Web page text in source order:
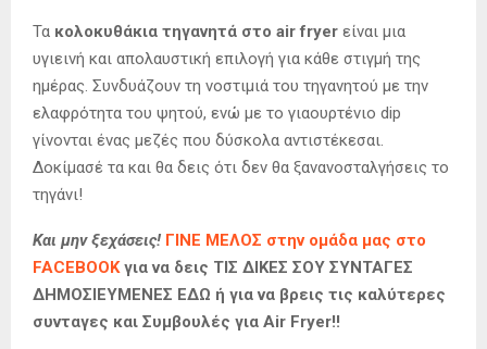
Τα κολοκυθάκια τηγανητά στο air fryer είναι μια
υγιεινή και απολαυστική επιλογή για κάθε στιγμή της
ημέρας. Συνδυάζουν τη νοστιμιά του τηγανητού με την
ελαφρότητα του ψητού, ενώ με το γιαουρτένιο dip
γίνονται ένας μεζές που δύσκολα αντιστέκεσαι.
Δοκίμασέ τα και θα δεις ότι δεν θα ξανανοσταλγήσεις το
τηγάνι!
Και μην ξεχάσεις! ΓΙΝΕ ΜΕΛΟΣ στην ομάδα μας στο
FACEBOOKγια να δεις ΤΙΣ ΔΙΚΕΣ ΣΟΥ ΣΥΝΤΑΓΕΣ
ΔΗΜΟΣΙΕΥΜΕΝΕΣ ΕΔΩ ή για να βρεις τις καλύτερες
συνταγες και Συμβουλές για Air Fryer!!